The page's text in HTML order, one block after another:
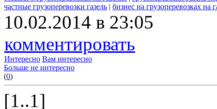
частные грузоперевозки газель | бизнес на грузоперевозках на
10.02.2014 в 23:05
комментировать
Интересно Вам интересно
Больше не интересно
(0)
[1..1]